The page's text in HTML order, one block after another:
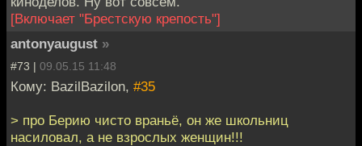
[Включает "Брестскую крепость"]
antonyaugust »
#73 | 09.05.15 11:48
Кому: BazilBazilon, #35
> про Берию чисто враньё, он же школьниц
насиловал, а не взрослых женщин!!!